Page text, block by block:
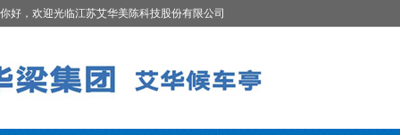
你好，欢迎光临江苏艾华美陈科技股份有限公司